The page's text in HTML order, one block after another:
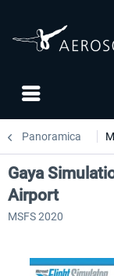
Panoramica
Gaya
Airport
MSFS 2020